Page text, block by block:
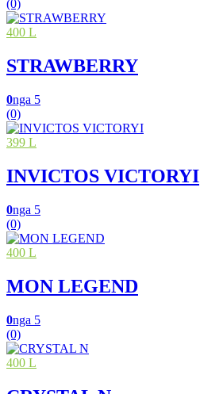
(0)
400 L
STRAWBERRY
0nga 5
(0)
399 L
INVICTOS VICTORYI
0nga 5
(0)
400 L
MON LEGEND
0nga 5
(0)
400 L